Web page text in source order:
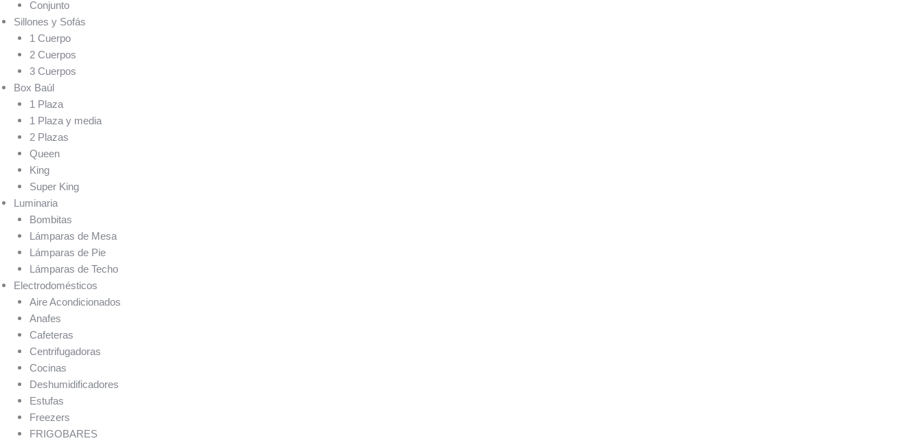
Conjunto
Sillones y Sofás
1 Cuerpo
2 Cuerpos
3 Cuerpos
Box Baúl
1 Plaza
1 Plaza y media
2 Plazas
Queen
King
Super King
Luminaria
Bombitas
Lámparas de Mesa
Lámparas de Pie
Lámparas de Techo
Electrodomésticos
Aire Acondicionados
Anafes
Cafeteras
Centrifugadoras
Cocinas
Deshumidificadores
Estufas
Freezers
FRIGOBARES